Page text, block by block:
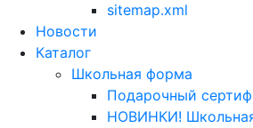
sitemap.xml
Новости
Каталог
Школьная форма
Подарочный
НОВИНКИ!